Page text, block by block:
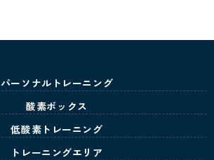
パーソナルトレーニング
酸素ボックス
低酸素トレーニング
トレーニングエリア